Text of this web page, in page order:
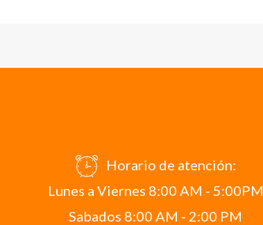
Horario de atención:
Lunes a Viernes 8:00 AM - 5:00PM
Sabados 8:00 AM - 2:00 PM